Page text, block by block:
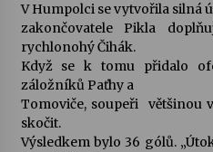
Ozvěny prázdnin
14. 7. 2026
Za kulturou
odkaz Josefa
V Humpolci se vytvořila silná
zakončovatele Pikla
rychlonohý Čihák.
Když se k tomu přidalo
záložníků Paťhy a
Tomoviče, soupeři většinou
skočit.
Výsledkem bylo 36 gólů.